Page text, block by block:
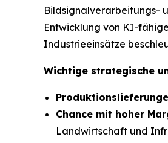
Bildsignalverarbeitungs-
Entwicklung von KI-
Industrieeinsätze
Wichtige strategische
Chance mit hoher
Landwirtschaft und